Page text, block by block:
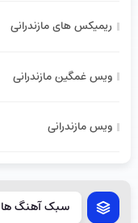
ریمیکس های مازندرانی
ویس غمگین مازندرانی
ویس مازندرانی
سبک آهنگ ها